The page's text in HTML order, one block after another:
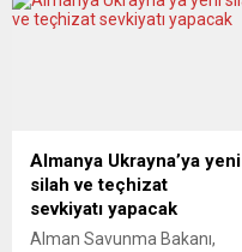
Almanya Ukrayna’ya yeni
silah ve teçhizat
sevkiyatı yapacak
Alman Savunma Bakanı,